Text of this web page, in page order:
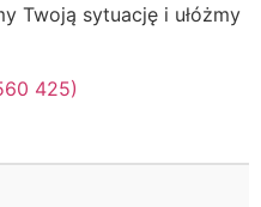
Twoją sytuację i ułóżmy
425)